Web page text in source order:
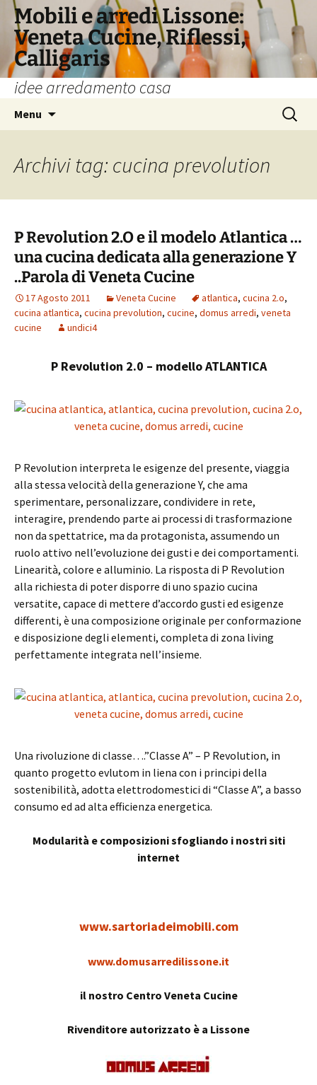
Vai
contenuto
Mobili e arredi Lissone:
Veneta Cucine, Riflessi,
Calligaris
idee arredamento casa
Menu
Ricerca
per:
Archivi tag: cucina prevolution
P Revolution 2.O e il modelo Atlantica …
una cucina dedicata alla generazione Y
..Parola di Veneta Cucine
17 Agosto 2011 Veneta Cucine atlantica, cucina 2.o,
cucina atlantica, cucina prevolution, cucine, domus arredi, veneta
cucine
undici4
P Revolution 2.0 – modello ATLANTICA
P Revolution interpreta le esigenze del presente, viaggia
alla stessa velocità della generazione Y, che ama
sperimentare, personalizzare, condividere in rete,
interagire, prendendo parte ai processi di trasformazione
non da spettatrice, ma da protagonista, assumendo un
ruolo attivo nell’evoluzione dei gusti e dei comportamenti.
Linearità, colore e alluminio. La risposta di P Revolution
alla richiesta di poter disporre di uno spazio cucina
versatite, capace di mettere d’accordo gusti ed esigenze
differenti, è una composizione originale per conformazione
e disposizione degli elementi, completa di zona living
perfettamente integrata nell’insieme.
Una rivoluzione di classe….”Classe A” – P Revolution, in
quanto progetto evlutom in liena con i principi della
sostenibilità, adotta elettrodomestici di “Classe A”, a basso
consumo ed ad alta efficienza energetica.
Modularità e composizioni sfogliando i nostri siti
internet
www.sartoriadeimobili.com
www.domusarredilissone.it
il nostro Centro Veneta Cucine
Rivenditore autorizzato è a Lissone